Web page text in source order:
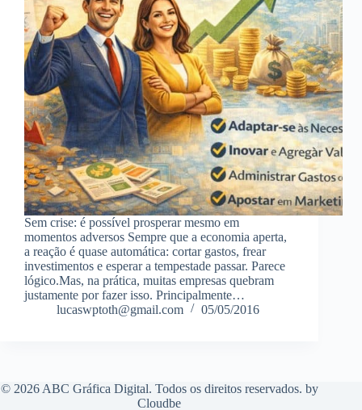
Sem crise: é possível prosperar mesmo em
momentos adversos Sempre que a economia aperta,
a reação é quase automática: cortar gastos, frear
investimentos e esperar a tempestade passar. Parece
lógico.Mas, na prática, muitas empresas quebram
justamente por fazer isso. Principalmente…
lucaswptoth@gmail.com
05/05/2016
© 2026 ABC Gráfica Digital. Todos os direitos reservados. by
Cloudbe